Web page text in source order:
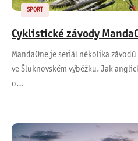
SPORT
Cyklistické závody
MandaOne je seriál několika
ve Šluknovském výběžku. Jak
o…